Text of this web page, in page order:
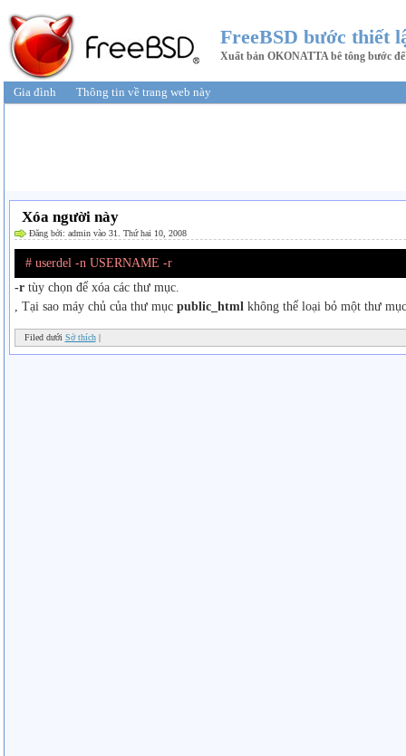
FreeBSD bước thiết
Xuất bản OKONATTA bê tông bước
Gia đình Thông tin về trang web này
Xóa người này
Đăng bởi: admin vào 31. Thứ hai 10, 2008
# userdel -n USERNAME -r
-rtùy chọn để xóa các thư mục.
, Tại sao máy chủ của thư mục public_html không thể loại bỏ một thư
Filed dưới Sở thích|